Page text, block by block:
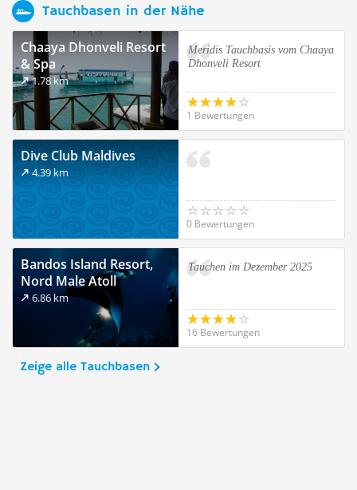
Tauchbasen in der Nähe
Chaaya Dhonveli Resort
& Spa
1.78 km
Meridis Tauchbasis vom Chaaya
Dhonveli Resort
1 Bewertungen
Dive Club Maldives
4.39 km
0 Bewertungen
Bandos Island Resort,
Nord Male Atoll
6.86 km
Tauchen im Dezember 2025
16 Bewertungen
Zeige alle Tauchbasen